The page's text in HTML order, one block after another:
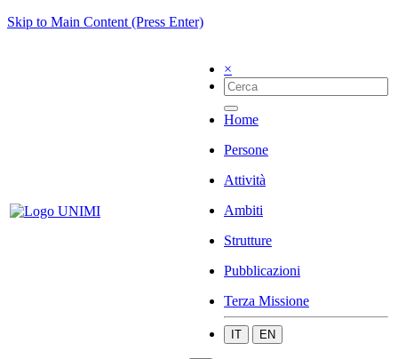
Skip to Main Content (Press Enter)
×
Home
Persone
Attività
Ambiti
Strutture
Pubblicazioni
Terza Missione
IT EN